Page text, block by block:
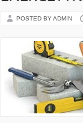
POSTED BY ADMIN